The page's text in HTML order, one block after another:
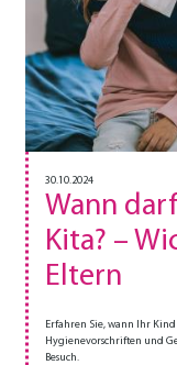
30.10.2024
Wann
Kita? –
Eltern
Erfahren Sie, wann Ihr
Hygienevorschriften und
Besuch.